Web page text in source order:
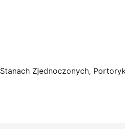
Zjednoczonych,